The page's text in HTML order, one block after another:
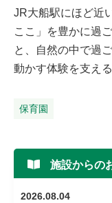
JR大船駅にほど近
ここ」を豊かに過
と、自然の中で過
動かす体験を支え
保育園
施設からの
2026.08.04